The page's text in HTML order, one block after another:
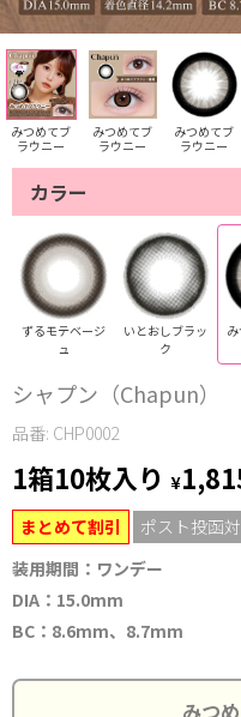
みつめてブ
ラウニー
みつめてブ
ラウニー
みつめてブ
ラウニー
カラー
ずるモテベージ
ュ
いとおしブラッ
ク
シャプン（Chapun）
品番: CHP0002
1箱10枚入り ¥
まとめて割引
ポスト投函
装用期間：ワンデー
DIA：15.0mm
BC：8.6mm、8.7mm